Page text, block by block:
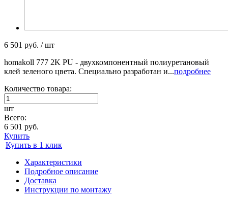
6 501 руб. / шт
homakoll 777 2K PU - двухкомпонентный полиуретановый
клей зеленого цвета. Специально разработан и...подробнее
Количество товара:
шт
Всего:
6 501 руб.
Купить
Купить в 1 клик
Характеристики
Подробное описание
Доставка
Инструкции по монтажу